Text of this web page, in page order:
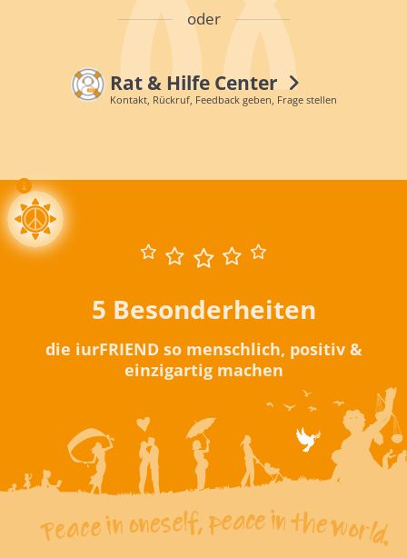
oder
Rat & Hilfe Center
Kontakt, Rückruf, Feedback geben, Frage stellen
5 Besonderheiten
die iurFRIEND so menschlich, positiv &
einzigartig machen